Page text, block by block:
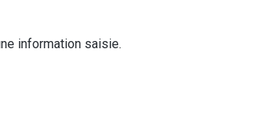
information saisie.